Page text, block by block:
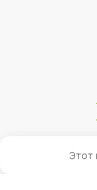
Этот